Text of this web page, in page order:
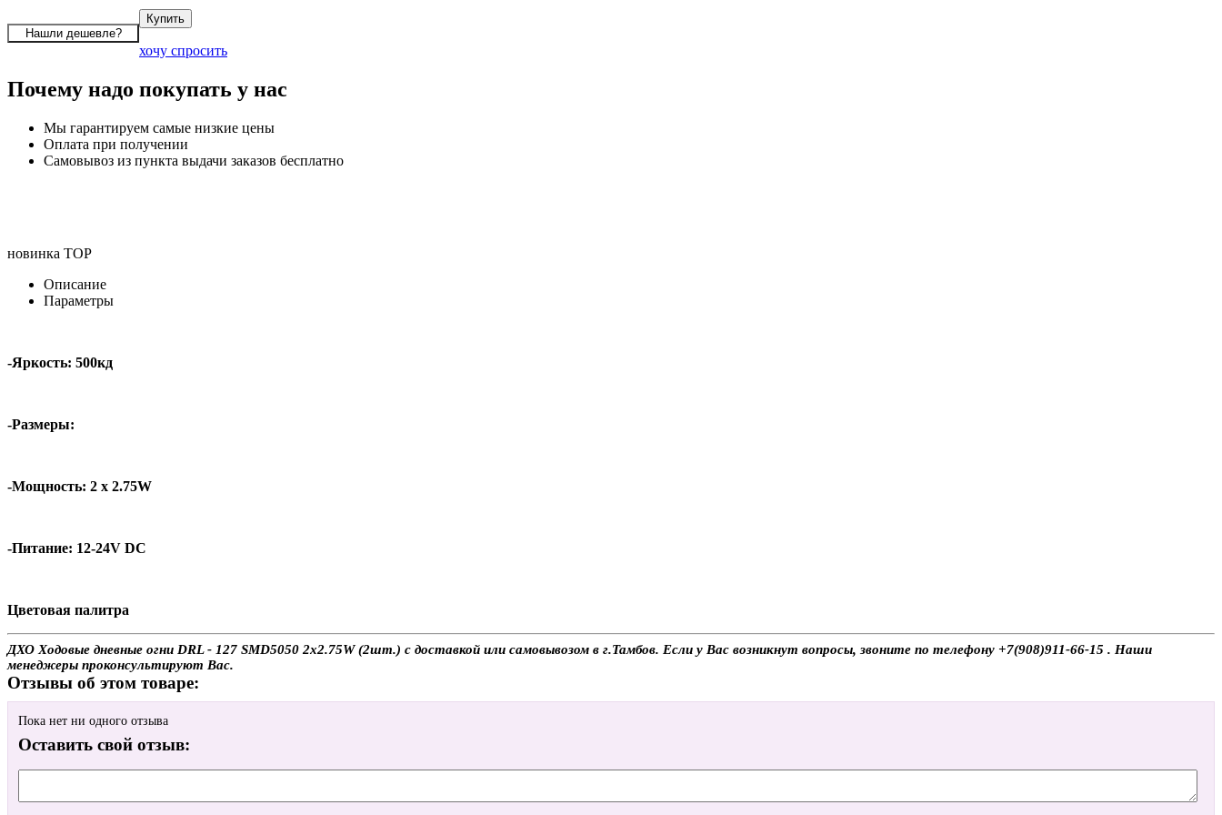
хочу спросить
Почему надо покупать у нас
Мы гарантируем самые низкие цены
Оплата при получении
Самовывоз из пункта выдачи заказов бесплатно
новинка TOP
Описание
Параметры
-Яркость: 500кд
-Размеры:
-Мощность: 2 x 2.75W
-Питание: 12-24V DC
Цветовая палитра
ДХО Ходовые дневные огни DRL - 127 SMD5050 2x2.75W (2шт.) с доставкой или самовывозом в г.Тамбов. Если у Вас возникнут вопросы, звоните по телефону +7(908)911-66-15 . Наши
менеджеры проконсультируют Вас.
Отзывы об этом товаре:
Пока нет ни одного отзыва
Оставить свой отзыв: